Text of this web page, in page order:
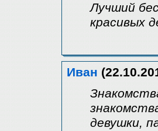
Лучший
красивых
Иван
девушки,